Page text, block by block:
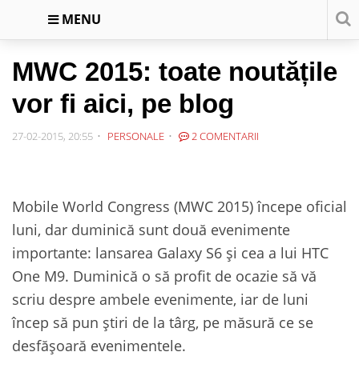
MENU
MWC 2015: toate noutățile
vor fi aici, pe blog
27-02-2015, 20:55 PERSONALE 2 COMENTARII
Mobile World Congress (MWC 2015) începe oficial
luni, dar duminică sunt două evenimente
importante: lansarea Galaxy S6 și cea a lui HTC
One M9. Duminică o să profit de ocazie să vă
scriu despre ambele evenimente, iar de luni
încep să pun știri de la târg, pe măsură ce se
desfășoară evenimentele.